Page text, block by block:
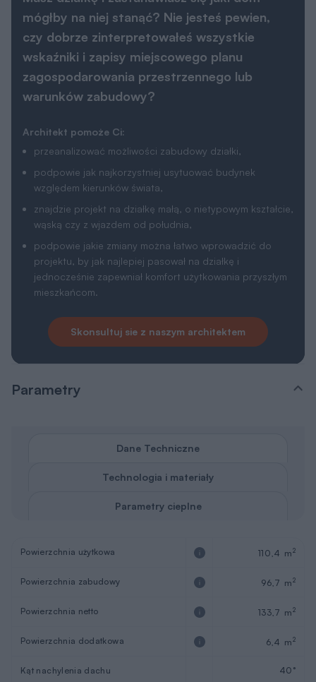
mógłby na niej stanąć? Nie jesteś pewien,
czy dobrze zinterpretowałeś wszystkie
wskaźniki i zapisy miejscowego planu
zagospodarowania przestrzennego lub
warunków zabudowy?
Architekt pomoże Ci:
przeanalizować możliwości zabudowy działki,
podpowie jak najkorzystniej usytuować budynek
względem kierunków świata,
znajdzie projekt na działkę małą, o nietypowym kształcie,
wąską czy z wjazdem od południa,
podpowie jakie zmiany można łatwo wprowadzić do
projektu, by jak najlepiej pasował na działkę i
jednocześnie zapewniał komfort użytkowania przyszłym
mieszkańcom.
Skonsultuj sie z naszym architektem
Parametry
Dane Techniczne
Technologia i materiały
Parametry cieplne
Powierzchnia użytkowa 110,4 m2
Powierzchnia zabudowy 96,7 m2
Powierzchnia netto 133,7 m2
Powierzchnia dodatkowa 6,4 m2
Kąt nachylenia dachu 40°